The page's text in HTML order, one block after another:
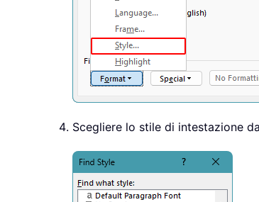
Scegliere lo stile di intestazione